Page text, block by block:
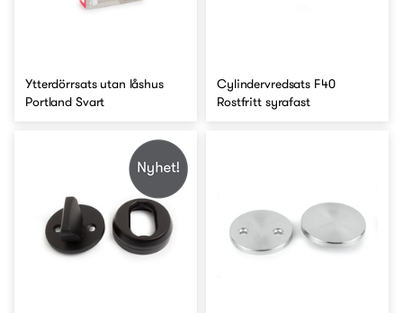
Ytterdörrsats utan låshus
Portland Svart
Cylindervredsats F40
Rostfritt syrafast